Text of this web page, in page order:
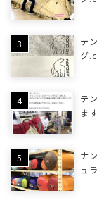
テ
グ
テ
ます
ナ
ュ